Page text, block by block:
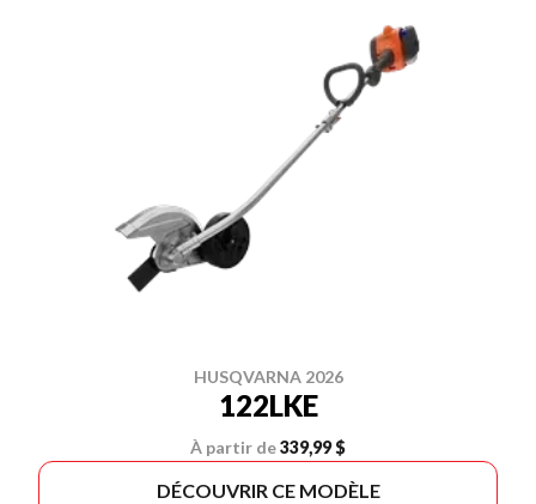
HUSQVARNA 2026
122LKE
À partir de339,99 $
DÉCOUVRIR CE MODÈLE